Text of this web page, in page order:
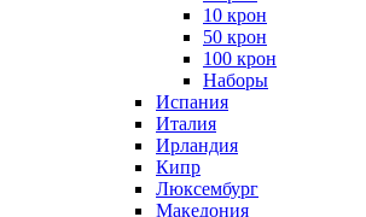
10 крон
50 крон
100 крон
Наборы
Испания
Италия
Ирландия
Кипр
Люксембург
Македония